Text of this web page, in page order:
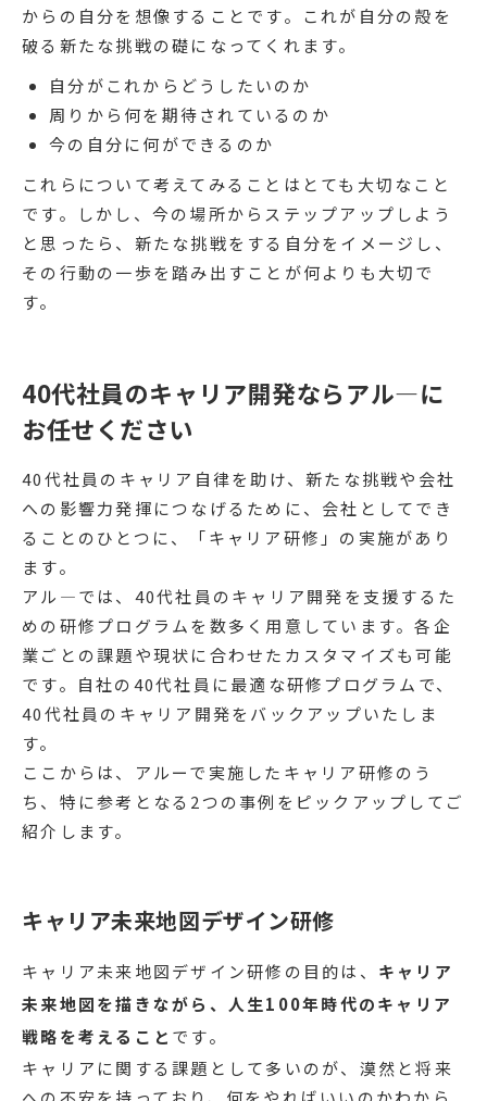
からの自分を想像することです。これが自分の殻を
破る新たな挑戦の礎になってくれます。
自分がこれからどうしたいのか
周りから何を期待されているのか
今の自分に何ができるのか
これらについて考えてみることはとても大切なこと
です。しかし、今の場所からステップアップしよう
と思ったら、新たな挑戦をする自分をイメージし、
その行動の一歩を踏み出すことが何よりも大切で
す。
40代社員のキャリア開発ならアル―に
お任せください
40代社員のキャリア自律を助け、新たな挑戦や会社
への影響力発揮につなげるために、会社としてでき
ることのひとつに、「キャリア研修」の実施があり
ます。
アル―では、40代社員のキャリア開発を支援するた
めの研修プログラムを数多く用意しています。各企
業ごとの課題や現状に合わせたカスタマイズも可能
です。自社の40代社員に最適な研修プログラムで、
40代社員のキャリア開発をバックアップいたしま
す。
ここからは、アルーで実施したキャリア研修のう
ち、特に参考となる2つの事例をピックアップしてご
紹介します。
キャリア未来地図デザイン研修
キャリア未来地図デザイン研修の目的は、 キャリア
未来地図を描きながら、人生100年時代のキャリア
戦略を考えること です。
キャリアに関する課題として多いのが、漠然と将来